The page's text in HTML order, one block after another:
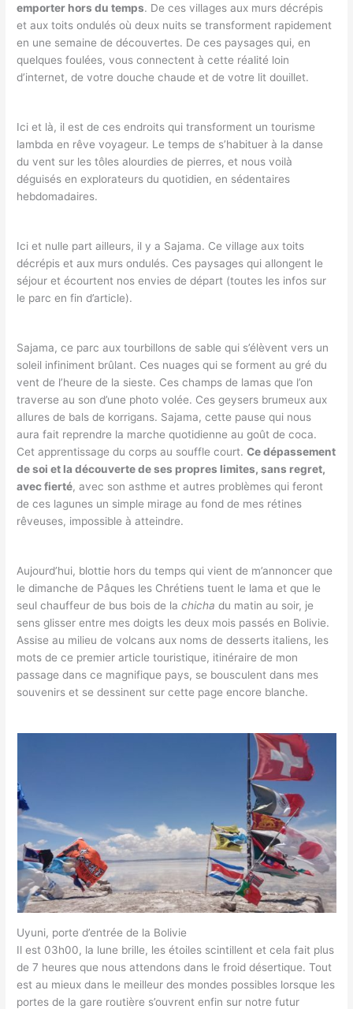
emporter hors du temps. De ces villages aux murs décrépis
et aux toits ondulés où deux nuits se transforment rapidement
en une semaine de découvertes. De ces paysages qui, en
quelques foulées, vous connectent à cette réalité loin
d’internet, de votre douche chaude et de votre lit douillet.
Ici et là, il est de ces endroits qui transforment un tourisme
lambda en rêve voyageur. Le temps de s’habituer à la danse
du vent sur les tôles alourdies de pierres, et nous voilà
déguisés en explorateurs du quotidien, en sédentaires
hebdomadaires.
Ici et nulle part ailleurs, il y a Sajama. Ce village aux toits
décrépis et aux murs ondulés. Ces paysages qui allongent le
séjour et écourtent nos envies de départ (toutes les infos sur
le parc en fin d’article).
Sajama, ce parc aux tourbillons de sable qui s’élèvent vers un
soleil infiniment brûlant. Ces nuages qui se forment au gré du
vent de l’heure de la sieste. Ces champs de lamas que l’on
traverse au son d’une photo volée. Ces geysers brumeux aux
allures de bals de korrigans. Sajama, cette pause qui nous
aura fait reprendre la marche quotidienne au goût de coca.
Cet apprentissage du corps au souffle court.Ce dépassement
de soi et la découverte de ses propres limites, sans regret,
avec fierté, avec son asthme et autres problèmes qui feront
de ces lagunes un simple mirage au fond de mes rétines
rêveuses, impossible à atteindre.
Aujourd’hui, blottie hors du temps qui vient de m’annoncer que
le dimanche de Pâques les Chrétiens tuent le lama et que le
seul chauffeur de bus bois de lachichadu matin au soir, je
sens glisser entre mes doigts les deux mois passés en Bolivie.
Assise au milieu de volcans aux noms de desserts italiens, les
mots de ce premier article touristique, itinéraire de mon
passage dans ce magnifique pays, se bousculent dans mes
souvenirs et se dessinent sur cette page encore blanche.
Uyuni, porte d’entrée de la Bolivie
Il est 03h00, la lune brille, les étoiles scintillent et cela fait plus
de 7 heures que nous attendons dans le froid désertique. Tout
est au mieux dans le meilleur des mondes possibles lorsque les
portes de la gare routière s’ouvrent enfin sur notre futur